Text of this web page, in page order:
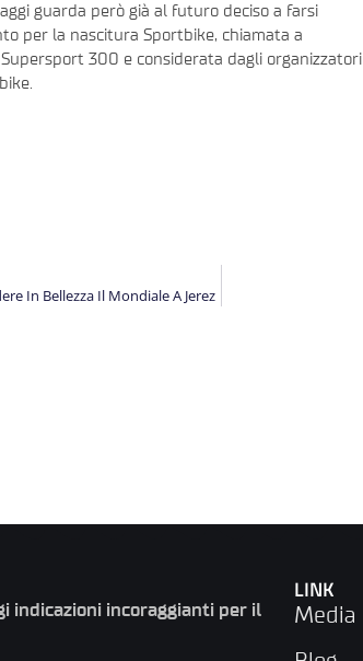
guarda però già al futuro deciso a farsi
per la nascitura Sportbike, chiamata a
300 e considerata dagli organizzatori
In Bellezza Il Mondiale A Jerez
indicazioni incoraggianti per il
LINK
Media